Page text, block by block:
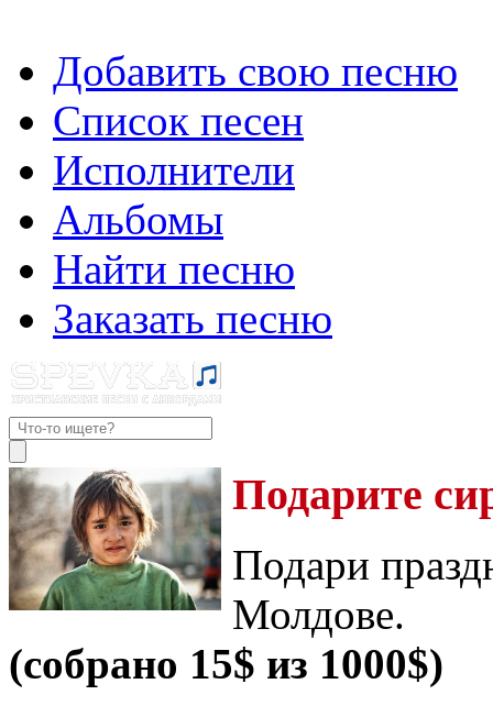
Добавить свою песню
Список песен
Исполнители
Альбомы
Найти песню
Заказать песню
Подарите
Подари
Молдове.
(собрано 15$ из 1000$)